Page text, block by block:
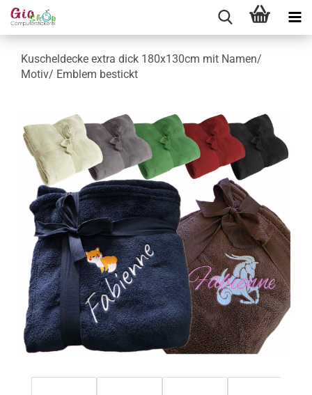
Kuscheldecke extra dick 180x130cm mit Namen/
Motiv/ Emblem bestickt